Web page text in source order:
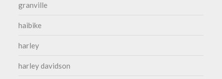
granville
haibike
harley
harley davidson